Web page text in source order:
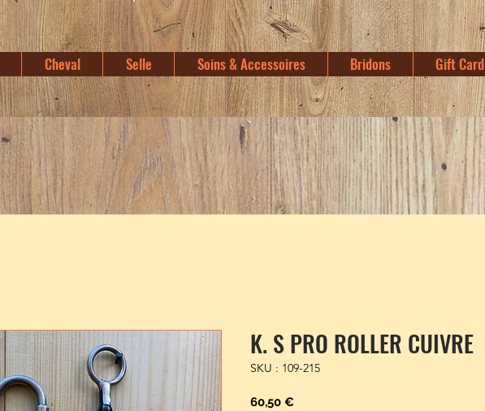
Cheval Selle Soins & Accessoires Bridons Gift Card
K. S PRO ROLLER CUIVRE
SKU : 109-215
60,50 €Prix